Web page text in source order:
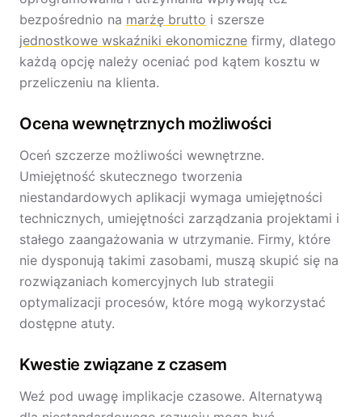
bezpośrednio na marżę brutto i szersze
jednostkowe wskaźniki ekonomiczne firmy, dlatego
każdą opcję należy oceniać pod kątem kosztu w
przeliczeniu na klienta.
Ocena wewnętrznych możliwości
Oceń szczerze możliwości wewnętrzne.
Umiejętność skutecznego tworzenia
niestandardowych aplikacji wymaga umiejętności
technicznych, umiejętności zarządzania projektami i
stałego zaangażowania w utrzymanie. Firmy, które
nie dysponują takimi zasobami, muszą skupić się na
rozwiązaniach komercyjnych lub strategii
optymalizacji procesów, które mogą wykorzystać
dostępne atuty.
Kwestie związane z czasem
Weź pod uwagę implikacje czasowe. Alternatywą